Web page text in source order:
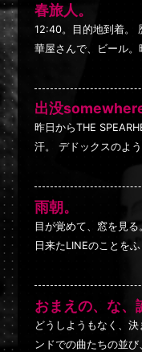
春旅人。
12:40。目的地到着。
華屋さんで、ビール。
出没
昨日からTHE
汗。 デドックスのよ
雨朝。
目が覚めて、窓を見
日来たLINEのことを
おまえの、な、
どうしようもなく、
ンドでの曲たちの並